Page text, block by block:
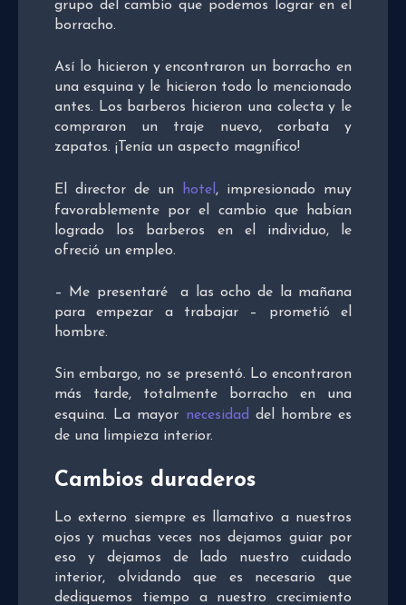
grupo del cambio que podemos lograr en el
borracho.
Así lo hicieron y encontraron un borracho en
una esquina y le hicieron todo lo mencionado
antes. Los barberos hicieron una colecta y le
compraron un traje nuevo, corbata y
zapatos. ¡Tenía un aspecto magnífico!
El director de un hotel , impresionado muy
favorablemente por el cambio que habían
logrado los barberos en el individuo, le
ofreció un empleo.
– Me presentaré a las ocho de la mañana
para empezar a trabajar – prometió el
hombre.
Sin embargo, no se presentó. Lo encontraron
más tarde, totalmente borracho en una
esquina. La mayor necesidad del hombre es
de una limpieza interior.
Cambios duraderos
Lo externo siempre es llamativo a nuestros
ojos y muchas veces nos dejamos guiar por
eso y dejamos de lado nuestro cuidado
interior, olvidando que es necesario que
dediquemos tiempo a nuestro crecimiento